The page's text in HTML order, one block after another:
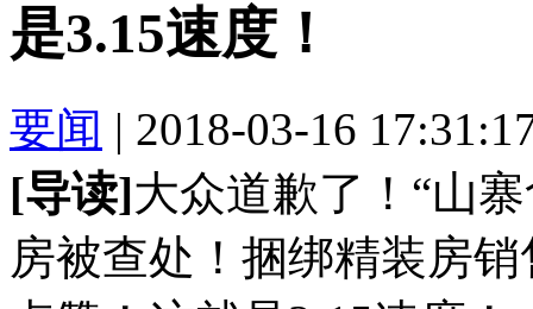
是3.15速度！
要闻 | 2018-03-16
[导读]大众道歉了！“山
房被查处！捆绑精装房